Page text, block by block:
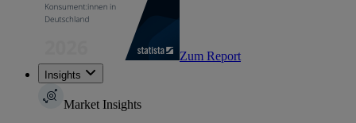
Zum Report
Insights
Market Insights